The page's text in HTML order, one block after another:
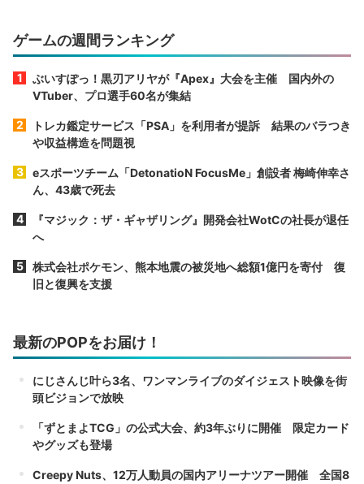
ゲームの週間ランキング
ぶいすぽっ！黒刃アリヤが『Apex』大会を主催 国内外の
VTuber、プロ選手60名が集結
トレカ鑑定サービス「PSA」を利用者が提訴 結果のバラつき
や収益構造を問題視
eスポーツチーム「DetonatioN FocusMe」創設者 梅崎伸幸さ
ん、43歳で死去
『マジック：ザ・ギャザリング』開発会社WotCの社長が退任
へ
株式会社ポケモン、熊本地震の被災地へ総額1億円を寄付 復
旧と復興を支援
最新のPOPをお届け！
にじさんじ叶ら3名、ワンマンライブのダイジェスト映像を街
頭ビジョンで放映
「ずとまよTCG」の公式大会、約3年ぶりに開催 限定カード
やグッズも登場
Creepy Nuts、12万人動員の国内アリーナツアー開催 全国8